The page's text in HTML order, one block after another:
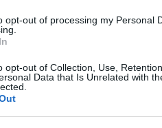
opt-out of processing my Personal
opt-out of Collection, Use,
Data that Is Unrelated with
vétkes - tette hozzá
visszavágásával